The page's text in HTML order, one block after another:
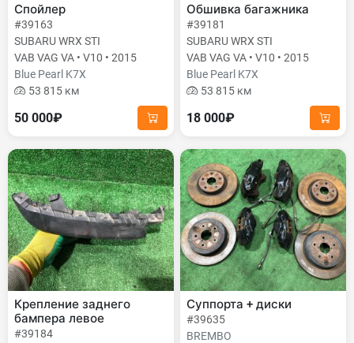
Спойлер
#39163
SUBARU WRX STI
VAB VAG VA • V10 • 2015
Blue Pearl K7X
53 815 км
50 000₽
Обшивка багажника
#39181
SUBARU WRX STI
VAB VAG VA • V10 • 2015
Blue Pearl K7X
53 815 км
18 000₽
Крепление заднего
бампера левое
#39184
Суппорта + диски
#39635
BREMBO